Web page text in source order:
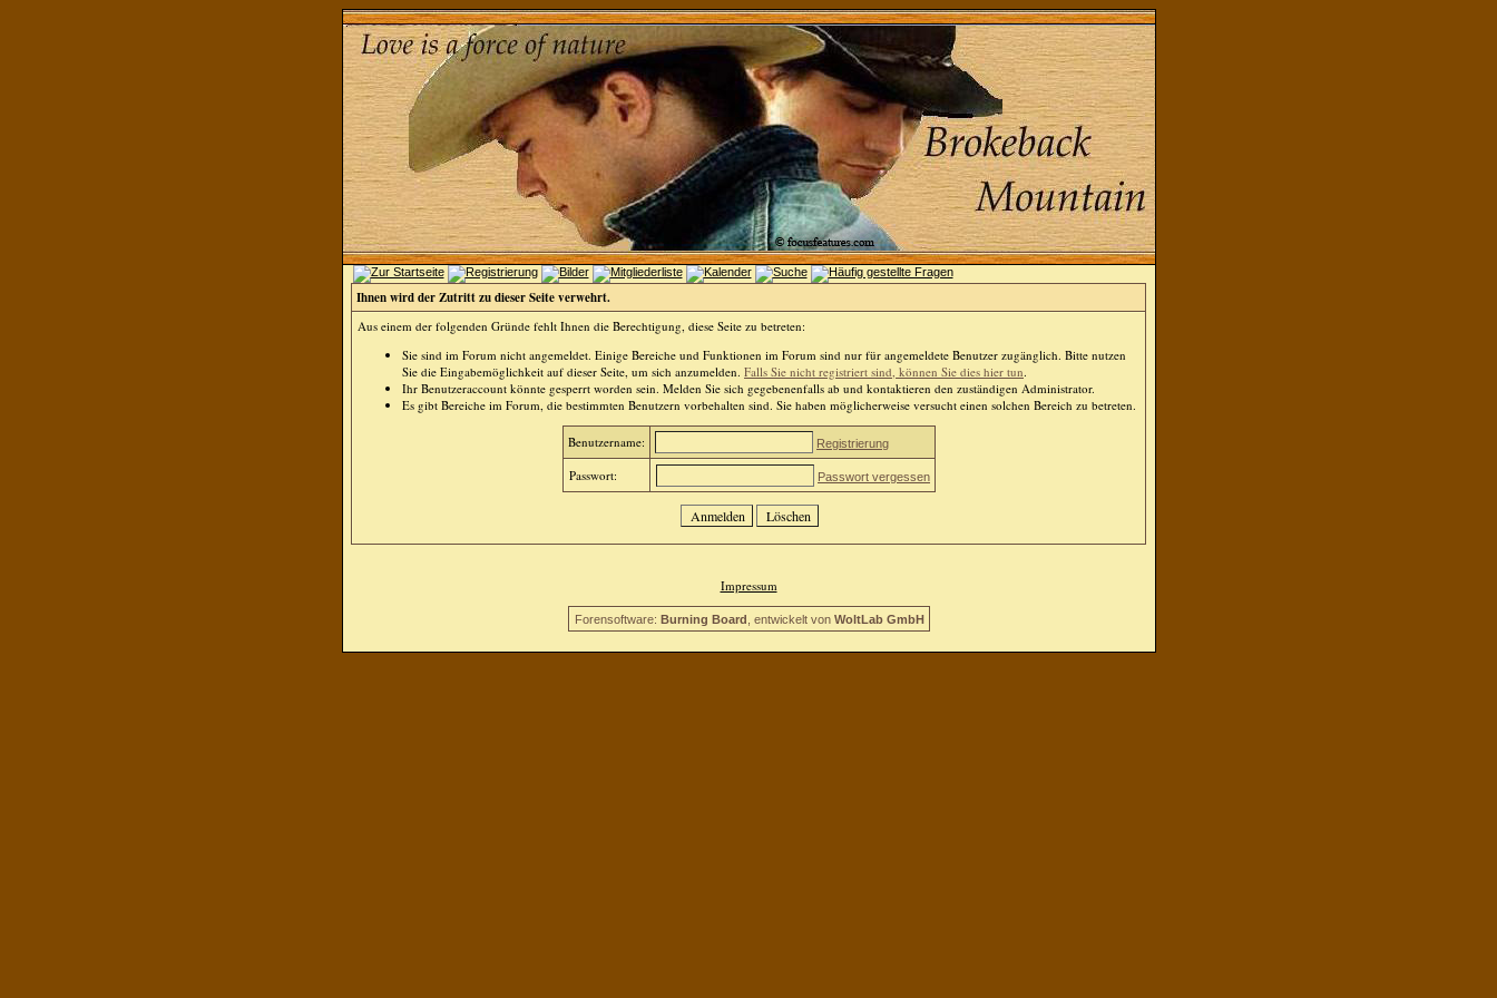
Ihnen wird der Zutritt zu dieser Seite verwehrt.
Aus einem der folgenden Gründe fehlt Ihnen die Berechtigung, diese Seite zu betreten:
Sie sind im Forum nicht angemeldet. Einige Bereiche und Funktionen im Forum sind nur für angemeldete Benutzer zugänglich. Bitte nutzen
Sie die Eingabemöglichkeit auf dieser Seite, um sich anzumelden. Falls Sie nicht registriert sind, können Sie dies hier tun.
Ihr Benutzeraccount könnte gesperrt worden sein. Melden Sie sich gegebenenfalls ab und kontaktieren den zuständigen Administrator.
Es gibt Bereiche im Forum, die bestimmten Benutzern vorbehalten sind. Sie haben möglicherweise versucht einen solchen Bereich zu betreten.
Benutzername: Registrierung
Passwort: Passwort vergessen
Impressum
Forensoftware: Burning Board , entwickelt von WoltLab GmbH